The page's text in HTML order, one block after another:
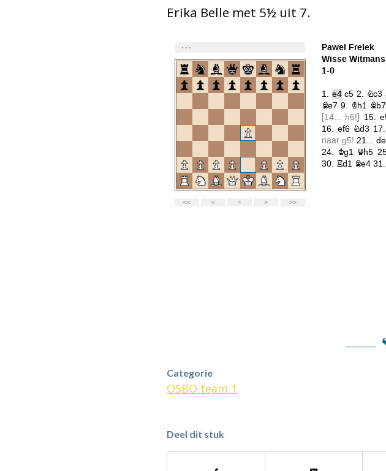
Erika Belle met 5½ uit 7.
Categorie
OSBO team 1
Deel dit stuk